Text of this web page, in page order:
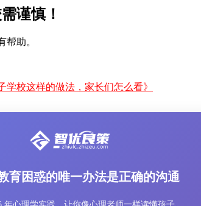
谨慎！
帮助。
学校这样的做法，家长们怎么看》
育困惑的唯一办法是正确的沟通